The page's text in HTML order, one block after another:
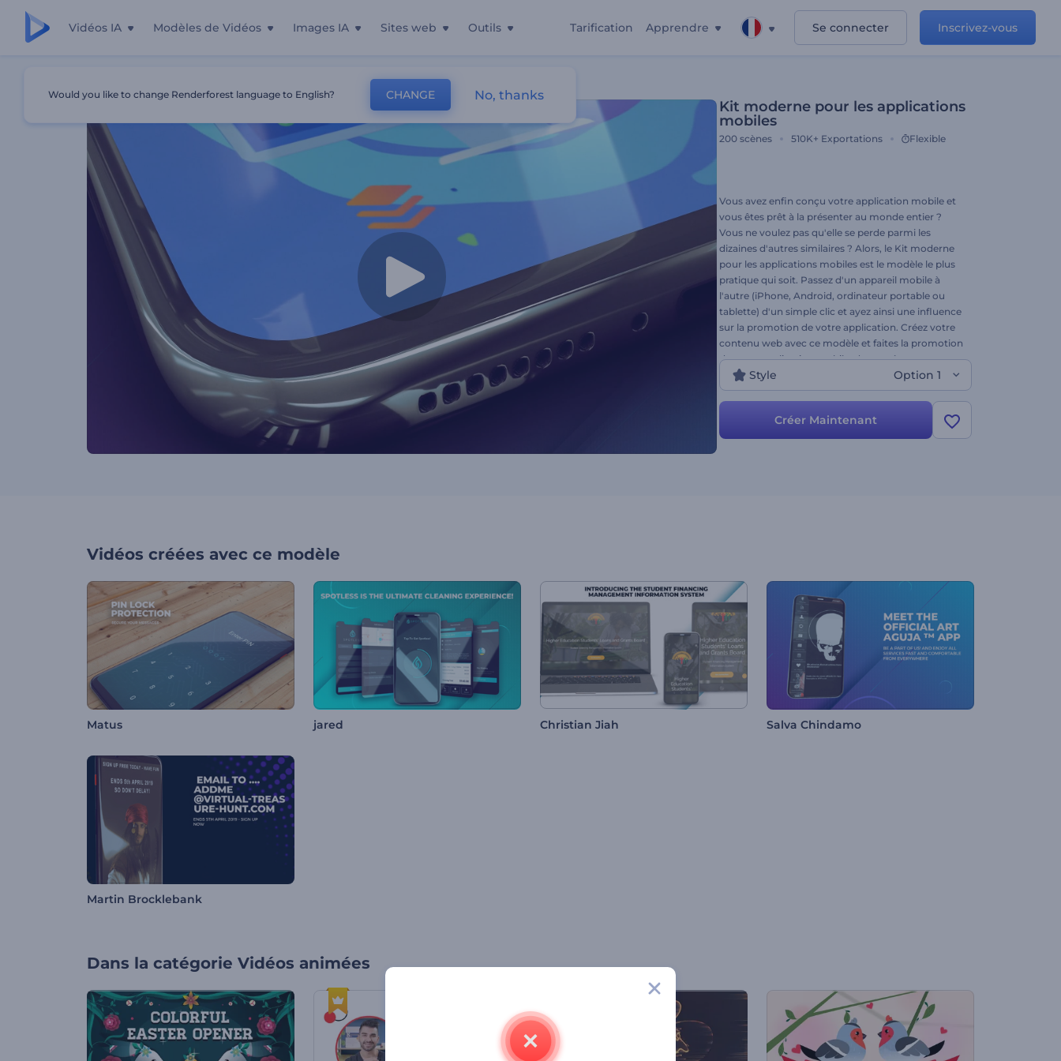
Vidéos IA Modèles de Vidéos Images IA Sites web Outils Tarification Apprendre Se connecter Inscrivez-vous
Kit Moderne Pour Les Applications Mobiles
Kit moderne pour les applications
mobiles
200 scènes 510K+ Exportations Flexible
Vous avez enfin conçu votre application mobile et
vous êtes prêt à la présenter au monde entier ?
Vous ne voulez pas qu'elle se perde parmi les
dizaines d'autres similaires ? Alors, le Kit moderne
pour les applications mobiles est le modèle le plus
pratique qui soit. Passez d'un appareil mobile à
l'autre (iPhone, Android, ordinateur portable ou
tablette) d'un simple clic et ayez ainsi une influence
sur la promotion de votre application. Créez votre
contenu web avec ce modèle et faites la promotion
de votre application mobile, de vos réseaux
sociaux, de votre présentation commerciale, du
marketing en ligne et de bien d'autres campagnes
numériques. Téléchargez vos fichiers pour modeler
votre propre écosystème mobile.
Style Option 1
Créer Maintenant
Vidéos créées avec ce modèle
Matus jared Christian Jiah Salva Chindamo
Martin Brocklebank
Dans la catégorie Vidéos animées
Would you like to change Renderforest language to English? CHANGE No, thanks